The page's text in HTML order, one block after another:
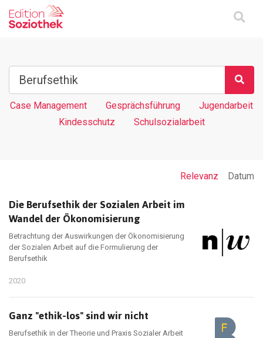
Case Management Gesprächsführung
Jugendarbeit
Kindesschutz
Schulsozialarbeit
Relevanz Datum
Die Berufsethik der Sozialen Arbeit im
Wandel der Ökonomisierung
Betrachtung der Auswirkungen der Ökonomisierung
der Sozialen Arbeit auf die Formulierung der
Berufsethik
2020
Ganz "ethik-los" sind wir nicht
Berufsethik in der Theorie und Praxis Sozialer Arbeit